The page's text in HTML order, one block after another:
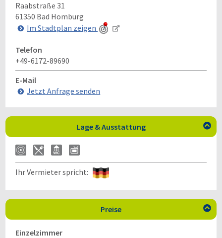
Raabstraße 31
61350 Bad Homburg
Im Stadtplan zeigen
Telefon
+49-6172-89690
E-Mail
Jetzt Anfrage senden
Lage & Ausstattung 
Ihr Vermieter spricht:
Preise 
Einzelzimmer